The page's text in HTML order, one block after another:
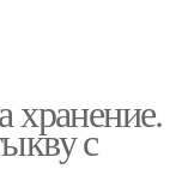
хранение.
с